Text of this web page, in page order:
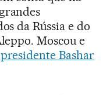
da Rússia e do
Moscou e
presidente Bashar